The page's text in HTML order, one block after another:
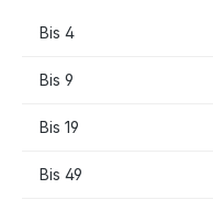
Bis 4
Bis 9
Bis 19
Bis 49